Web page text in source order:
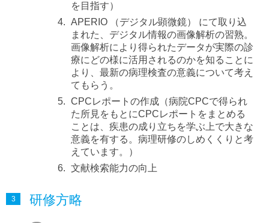
を目指す）
APERIO （デジタル顕微鏡） にて取り込
まれた、デジタル情報の画像解析の習熟。
画像解析により得られたデータが実際の診
療にどの様に活用されるのかを知ることに
より、最新の病理検査の意義について考え
てもらう。
CPCレポートの作成（病院CPCで得られ
た所見をもとにCPCレポートをまとめる
ことは、疾患の成り立ちを学ぶ上で大きな
意義を有する。病理研修のしめくくりと考
えています。）
文献検索能力の向上
研修方略